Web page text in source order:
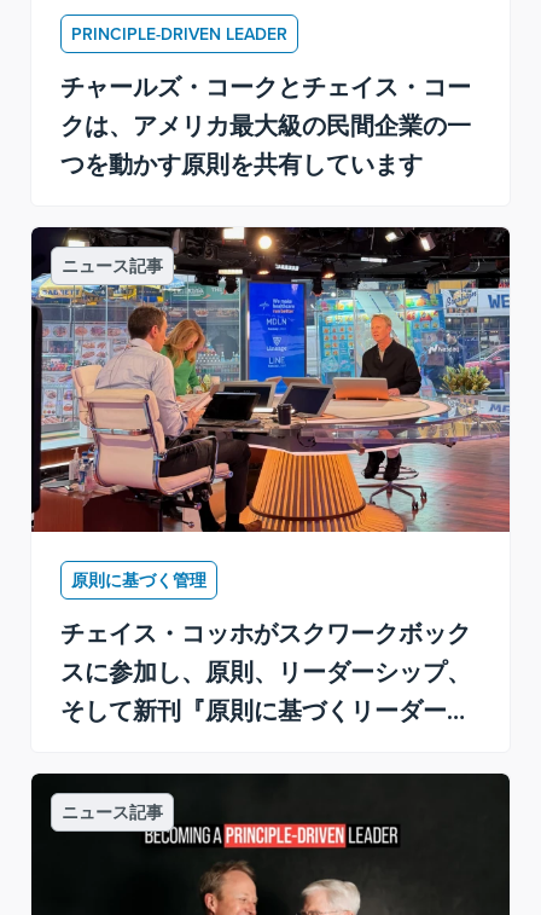
PRINCIPLE-DRIVEN LEADER
チャールズ・コークとチェイス・コー
クは、アメリカ最大級の民間企業の一
つを動かす原則を共有しています
ニュース記事
原則に基づく管理
チェイス・コッホがスクワークボック
スに参加し、原則、リーダーシップ、
そして新刊『原則に基づくリーダーに
ニュース記事